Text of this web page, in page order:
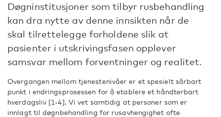
Døgninstitusjoner som tilbyr rusbehandling
kan dra nytte av denne innsikten når de
skal tilrettelegge forholdene slik at
pasienter i utskrivingsfasen opplever
samsvar mellom forventninger og realitet.
Overgangen mellom tjenestenivåer er et spesielt sårbart
punkt i endringsprosessen for å etablere et håndterbart
hverdagsliv [1-4]. Vi vet samtidig at personer som er
innlagt til døgnbehandling for rusavhengighet ofte